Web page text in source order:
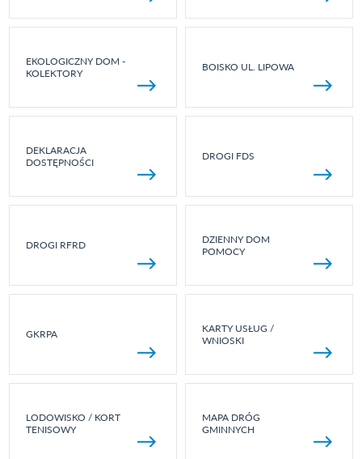
EKOLOGICZNY DOM -
KOLEKTORY
BOISKO UL. LIPOWA
DEKLARACJA
DOSTĘPNOŚCI
DROGI FDS
DROGI RFRD
DZIENNY DOM
POMOCY
GKRPA
KARTY USŁUG /
WNIOSKI
LODOWISKO / KORT
TENISOWY
MAPA DRÓG
GMINNYCH